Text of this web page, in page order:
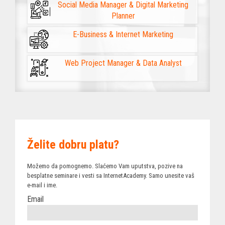
Social Media Manager & Digital Marketing
Planner
E-Business & Internet Marketing
Web Project Manager & Data Analyst
Želite dobru platu?
Možemo da pomognemo. Slaćemo Vam uputstva, pozive na
besplatne seminare i vesti sa InternetAcademy. Samo unesite vaš
e-mail i ime.
Email